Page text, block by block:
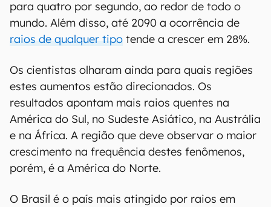
para quatro por segundo, ao redor de todo o
mundo. Além disso, até 2090 a ocorrência de
raios de qualquer tipo tende a crescer em 28%.
Os cientistas olharam ainda para quais regiões
estes aumentos estão direcionados. Os
resultados apontam mais raios quentes na
América do Sul, no Sudeste Asiático, na Austrália
e na África. A região que deve observar o maior
crescimento na frequência destes fenômenos,
porém, é a América do Norte.
O Brasil é o país mais atingido por raios em